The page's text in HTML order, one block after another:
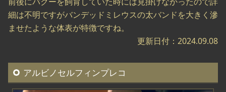
細は不明ですがバンデッドミレウスの太バンドを大きく滲
ませたような体表が特徴ですね。
更新日付：2024.09.08
アルビノセルフィンプレコ